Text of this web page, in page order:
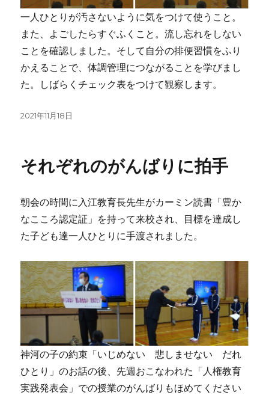
一人ひとりが汚さないように気をつけて使うこと。
また、よごしたらすぐふくこと。流し忘れをしない
ことを確認しました。そして自分の排便習慣をふり
かえることで、体調管理につながることを学びまし
た。しばらくチェック表をつけて観察します。
投
2021年11月18日
それぞれのがんばりに拍手
朝会の時間に入江教育長先生がカーミン読書「豊か
なこころ認定証」を持って来校され、目標を達成し
た子ども達一人ひとりに手渡されました。
神河の子の約束「いじめない 悲しませない だれ
ひとり」のお話の後、先週おこなわれた「人権教育
実践発表会」での授業のがんばりもほめてください